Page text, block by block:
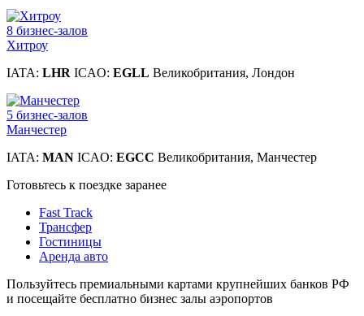
8 бизнес-залов
Хитроу
IATA: LHR ICAO: EGLL Великобритания, Лондон
5 бизнес-залов
Манчестер
IATA: MAN ICAO: EGCC Великобритания, Манчестер
Готовьтесь к поездке заранее
Fast Track
Трансфер
Гостиницы
Аренда авто
Пользуйтесь премиальными картами крупнейших банков РФ
и посещайте бесплатно бизнес залы аэропортов